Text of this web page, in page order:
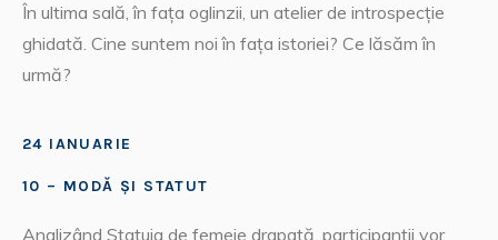
În ultima sală, în fața oglinzii, un atelier de introspecție
ghidată. Cine suntem noi în fața istoriei? Ce lăsăm în
urmă?
24 IANUARIE
10 – MODĂ ȘI STATUT
Analizând Statuia de femeie drapată, participanții vor